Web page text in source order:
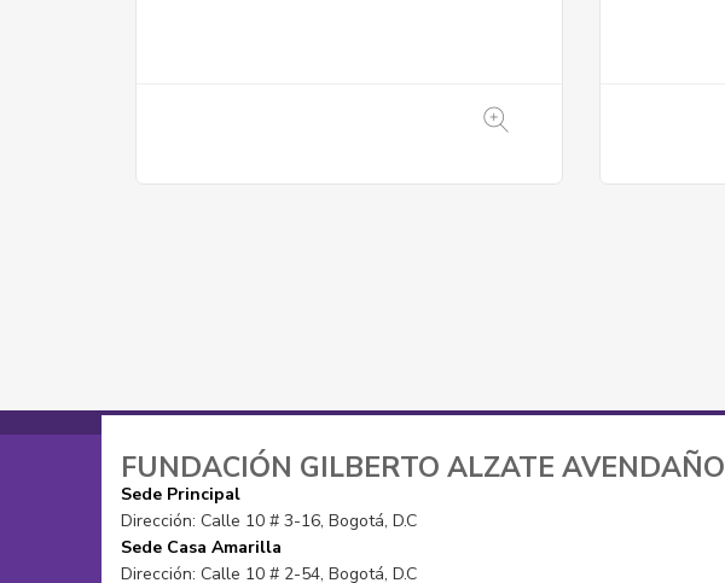
FUNDACIÓN GILBERTO ALZATE AVENDAÑO
Sede Principal
Dirección: Calle 10 # 3-16, Bogotá, D.C
Sede Casa Amarilla
Dirección: Calle 10 # 2-54, Bogotá, D.C